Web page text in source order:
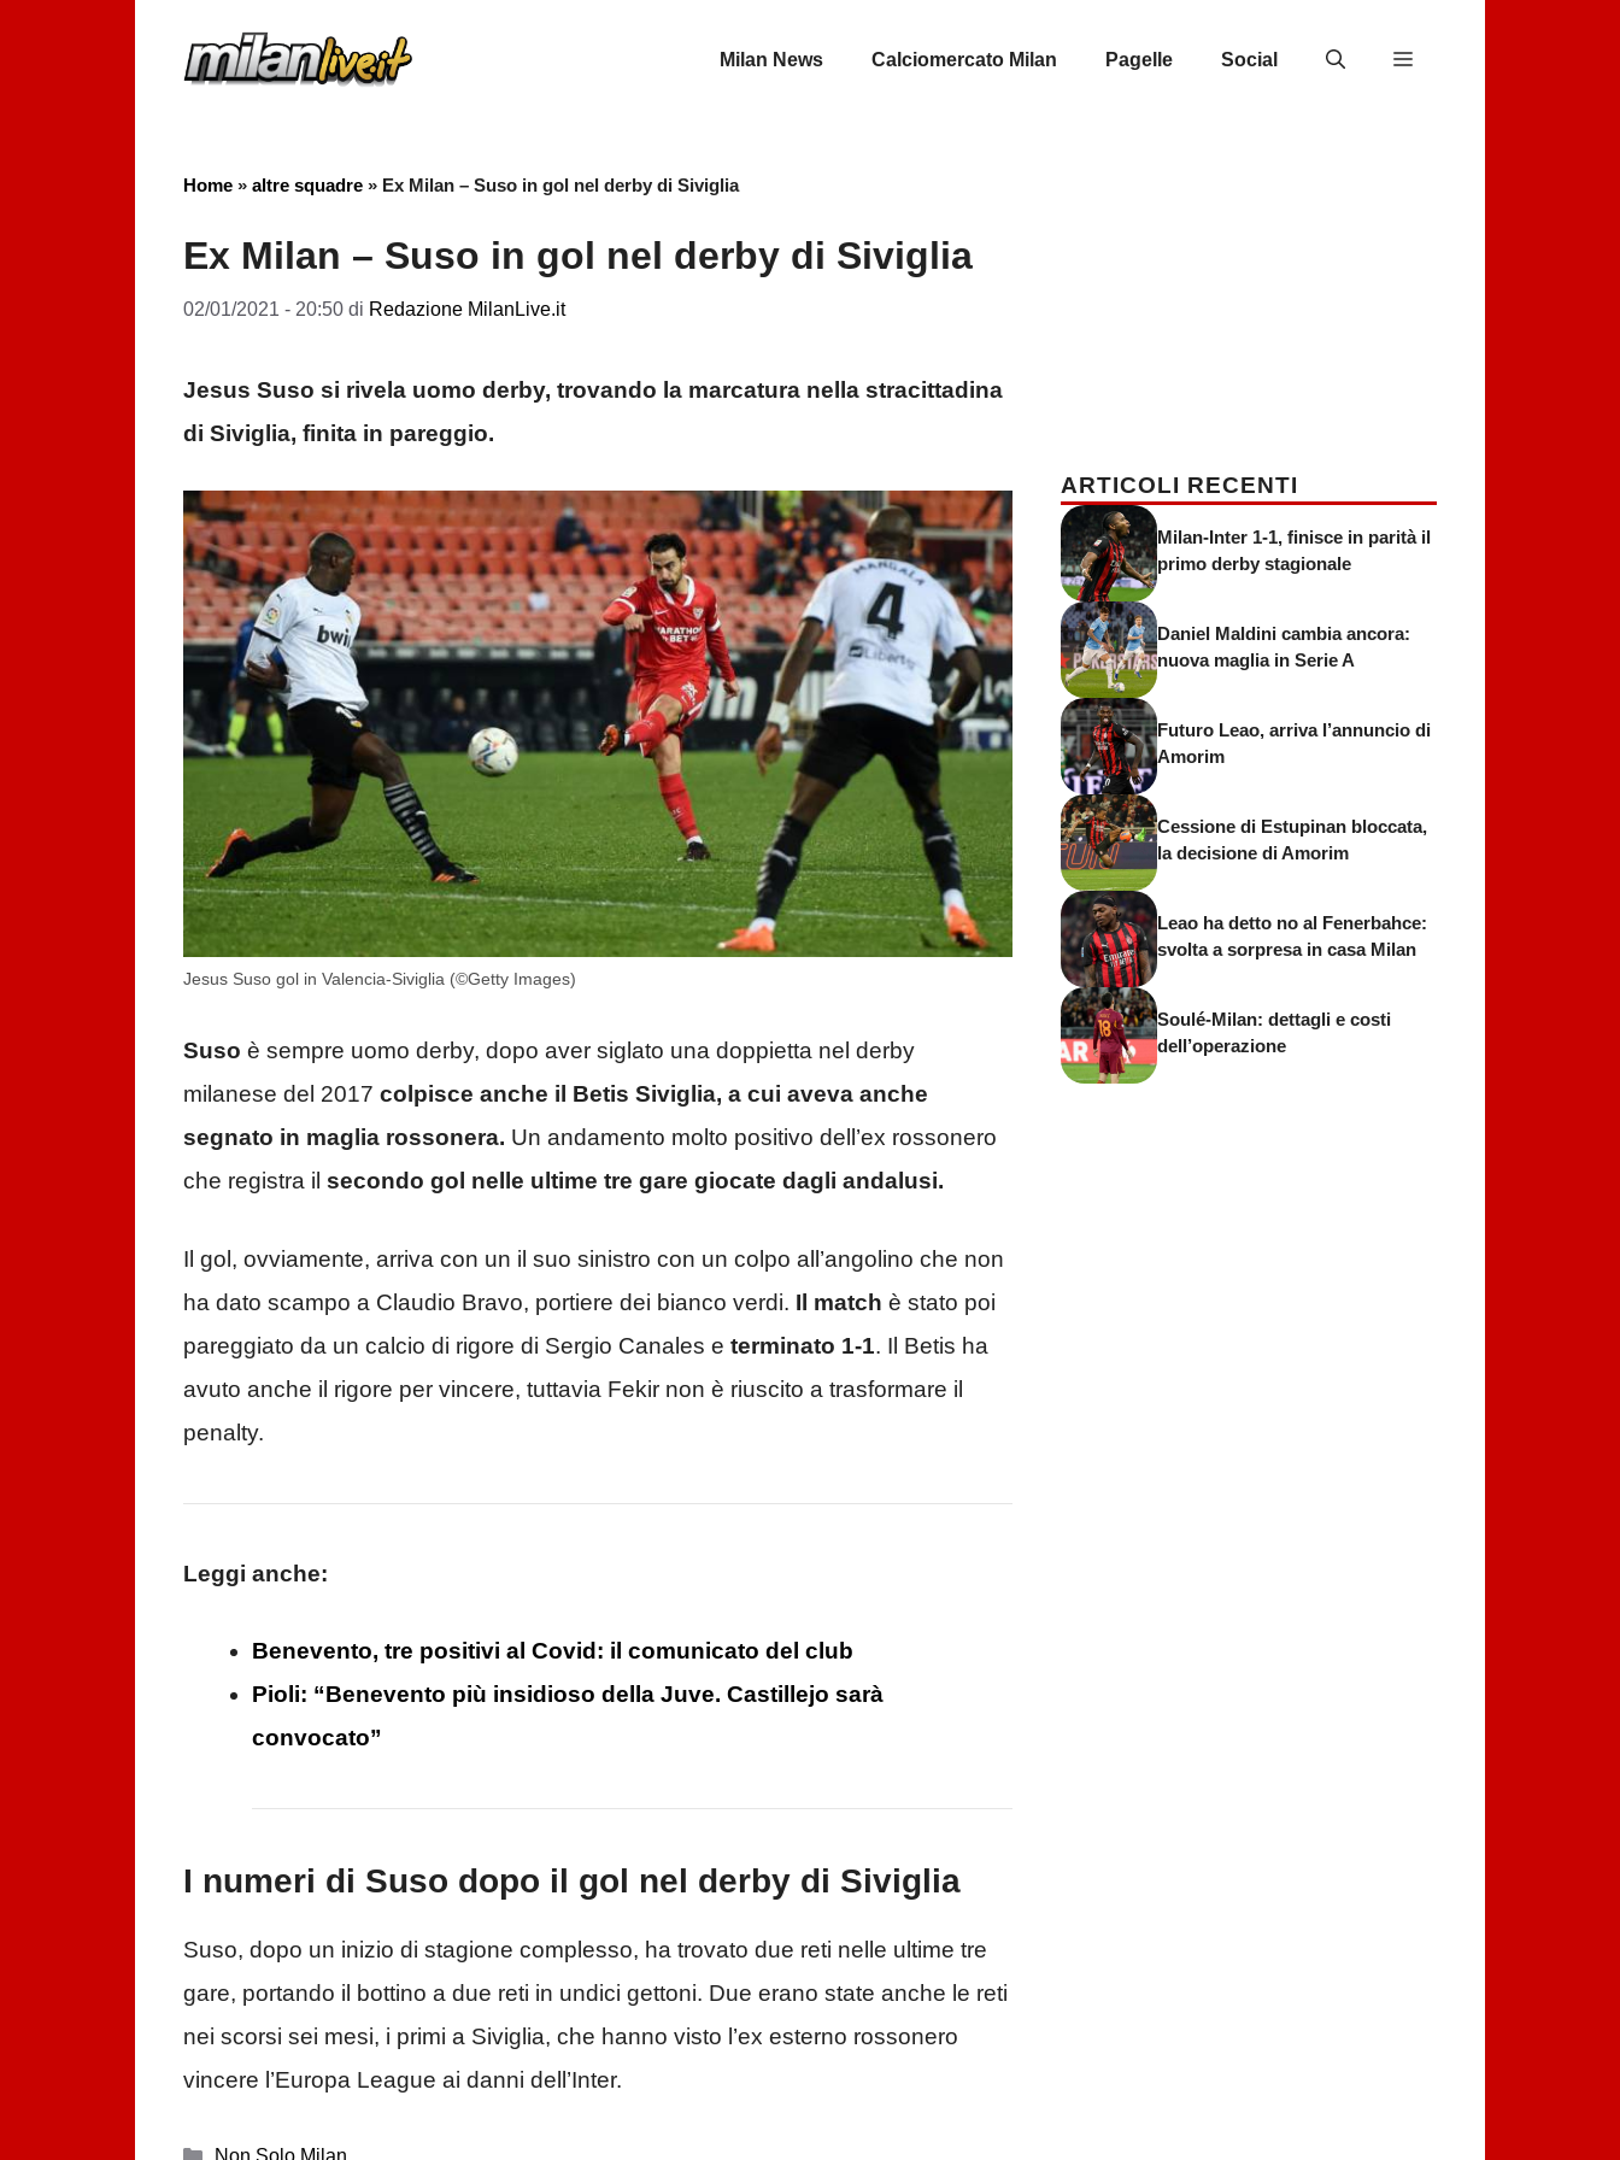
Milan News Calciomercato Milan Pagelle Social
Home » altre squadre » Ex Milan – Suso in gol nel derby di Siviglia
Ex Milan – Suso in gol nel derby di Siviglia
02/01/2021 - 20:50 di Redazione MilanLive.it
Jesus Suso si rivela uomo derby, trovando la marcatura nella stracittadina
di Siviglia, finita in pareggio.
Jesus Suso gol in Valencia-Siviglia (©Getty Images)
Suso è sempre uomo derby, dopo aver siglato una doppietta nel derby
milanese del 2017 colpisce anche il Betis Siviglia, a cui aveva anche
segnato in maglia rossonera. Un andamento molto positivo dell’ex rossonero
che registra il secondo gol nelle ultime tre gare giocate dagli andalusi.
Il gol, ovviamente, arriva con un il suo sinistro con un colpo all’angolino che non
ha dato scampo a Claudio Bravo, portiere dei bianco verdi. Il match è stato poi
pareggiato da un calcio di rigore di Sergio Canales e terminato 1-1. Il Betis ha
avuto anche il rigore per vincere, tuttavia Fekir non è riuscito a trasformare il
penalty.
Leggi anche:
Benevento, tre positivi al Covid: il comunicato del club
Pioli: “Benevento più insidioso della Juve. Castillejo sarà
convocato”
I numeri di Suso dopo il gol nel derby di Siviglia
Suso, dopo un inizio di stagione complesso, ha trovato due reti nelle ultime tre
gare, portando il bottino a due reti in undici gettoni. Due erano state anche le reti
nei scorsi sei mesi, i primi a Siviglia, che hanno visto l’ex esterno rossonero
vincere l’Europa League ai danni dell’Inter.
Categorie
ARTICOLI RECENTI
Milan-Inter 1-1, finisce in parità il
primo derby stagionale
Daniel Maldini cambia ancora:
nuova maglia in Serie A
Futuro Leao, arriva l’annuncio di
Amorim
Cessione di Estupinan bloccata,
la decisione di Amorim
Leao ha detto no al Fenerbahce:
svolta a sorpresa in casa Milan
Soulé-Milan: dettagli e costi
dell’operazione